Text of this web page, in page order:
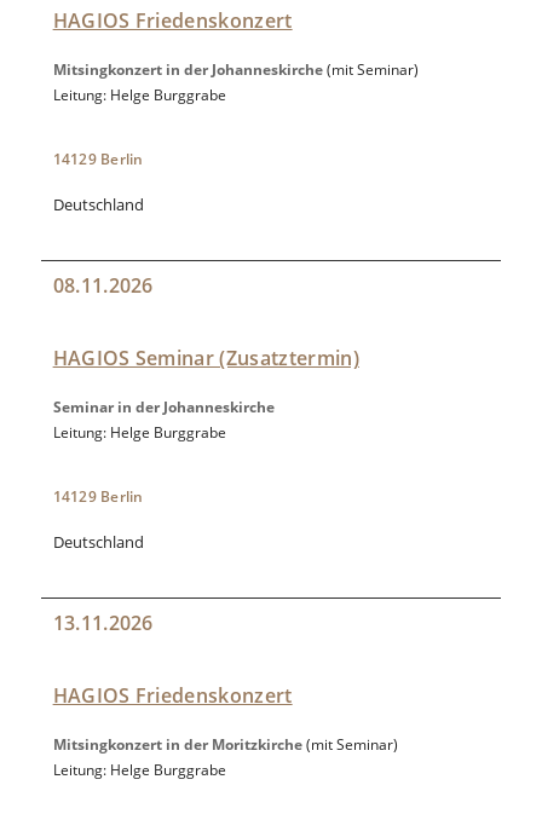
HAGIOS Friedenskonzert
Mitsingkonzert in der Johanneskirche(mit Seminar)
Leitung: Helge Burggrabe
14129 Berlin
Deutschland
08.11.2026
HAGIOS Seminar (Zusatztermin)
Seminar in der Johanneskirche
Leitung: Helge Burggrabe
14129 Berlin
Deutschland
13.11.2026
HAGIOS Friedenskonzert
Mitsingkonzert in der Moritzkirche(mit Seminar)
Leitung: Helge Burggrabe